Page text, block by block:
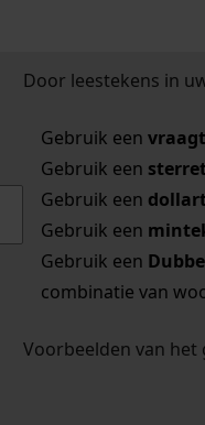
Door leestekens in
Gebruik een
Gebruik een
Gebruik een
Gebruik een
Gebruik een
combinatie van
Voorbeelden van het